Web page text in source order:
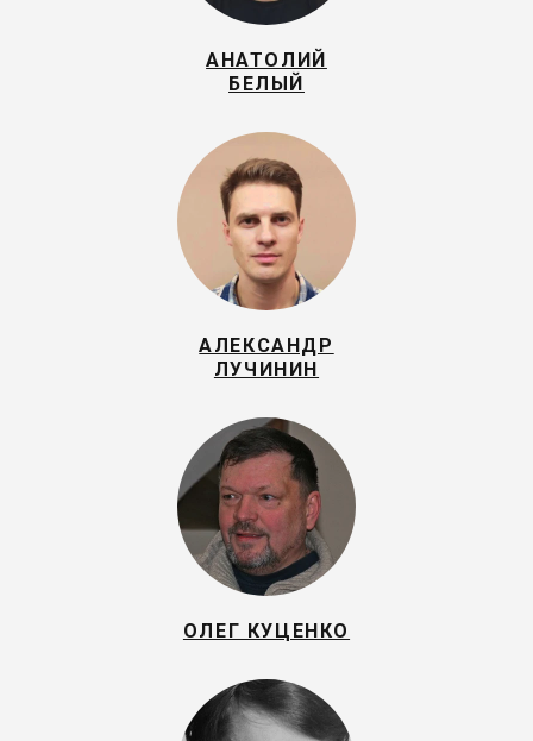
АНАТОЛИЙ
БЕЛЫЙ
АЛЕКСАНДР
ЛУЧИНИН
ОЛЕГ КУЦЕНКО